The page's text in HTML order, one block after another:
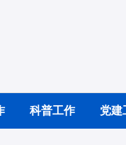
科普工作 党建